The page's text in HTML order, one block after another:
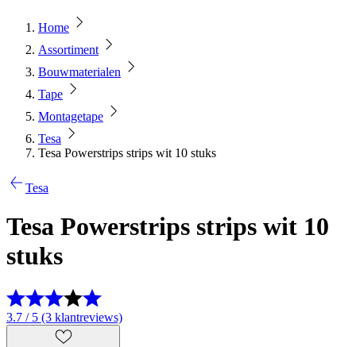
Home
Assortiment
Bouwmaterialen
Tape
Montagetape
Tesa
Tesa Powerstrips strips wit 10 stuks
Tesa
Tesa Powerstrips strips wit 10
stuks
3.7 / 5 (3 klantreviews)